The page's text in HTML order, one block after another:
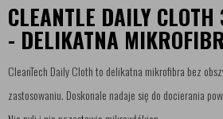
CLEANTLE DAILY
- DELIKATNA
CleanTech Daily Cloth to delikatna mikrofibra bez
zastosowaniu. Doskonale nadaje się do docierania